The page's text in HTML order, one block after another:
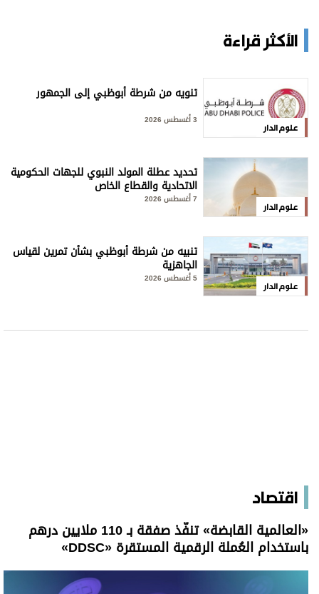
الأكثر قراءة
علوم الدار
تنويه من شرطة أبوظبي إلى الجمهور
علوم الدار
تحديد عطلة المولد النبوي للجهات الحكومية
الاتحادية والقطاع الخاص
علوم الدار
تنبيه من شرطة أبوظبي بشأن تمرين لقياس
الجاهزية
5 أغسطس 2026
اقتصاد
«العالمية القابضة» تنفّذ صفقة بـ 110 ملايين درهم
باستخدام العُملة الرقمية المستقرة «DDSC»